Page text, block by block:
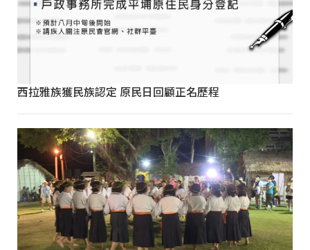
西拉雅族獲民族認定 原民日回顧正名歷程